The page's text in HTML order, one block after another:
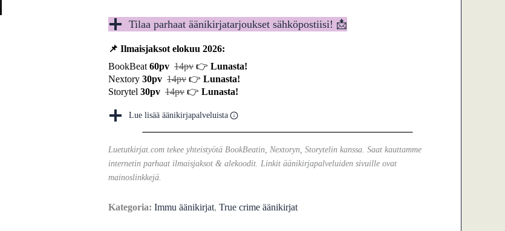
Tilaa parhaat äänikirjatarjoukset sähköpostiisi! 📩
📌 Ilmaisjaksot elokuu 2026:
BookBeat 60pv 14pv 👉 Lunasta!
Nextory 30pv 14pv 👉 Lunasta!
Storytel 30pv 14pv 👉 Lunasta!
Lue lisää äänikirjapalveluista
Luetutkirjat.com tekee yhteistyötä BookBeatin, Nextoryn, Storytelin kanssa. Saat kauttamme
internetin parhaat ilmaisjaksot & alekoodit. Linkit äänikirjapalveluiden sivuille ovat
mainoslinkkejä.
Kategoria: Immu äänikirjat, True crime äänikirjat